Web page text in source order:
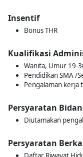
Insentif
Bonus THR
Kualifikasi
Wanita, Umur 19-
Pendidikan SMA /
Pengalaman kerja
Persyaratan
Diutamakan
Persyaratan